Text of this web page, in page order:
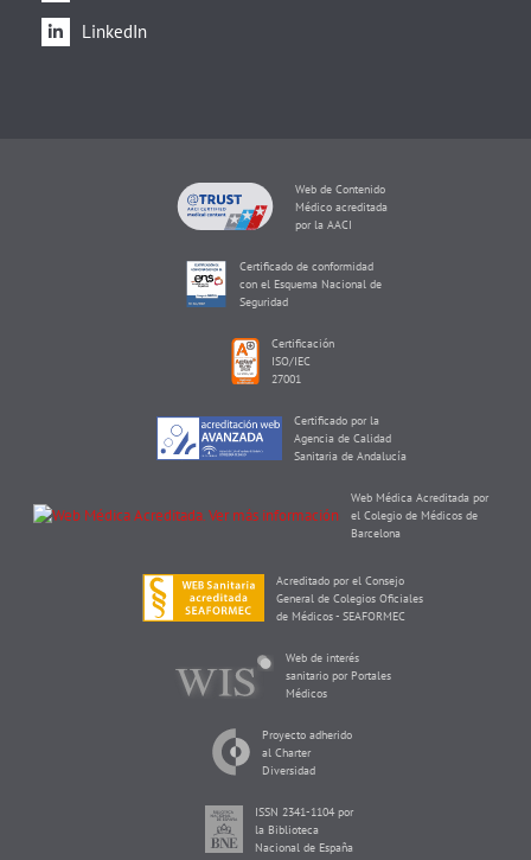
LinkedIn
Web de Contenido
Médico acreditada
por la AACI
Certificado de conformidad
con el Esquema Nacional de
Seguridad
Certificación
ISO/IEC
27001
Certificado por la
Agencia de Calidad
Sanitaria de Andalucía
Web Médica Acreditada por
el Colegio de Médicos de
Barcelona
Acreditado por el Consejo
General de Colegios Oficiales
de Médicos - SEAFORMEC
Web de interés
sanitario por Portales
Médicos
Proyecto adherido
al Charter
Diversidad
ISSN 2341-1104 por
la Biblioteca
Nacional de España